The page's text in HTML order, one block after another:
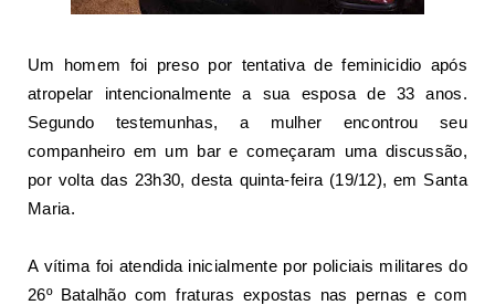
Um homem foi preso por tentativa de feminicidio após
atropelar intencionalmente a sua esposa de 33 anos.
Segundo testemunhas, a mulher encontrou seu
companheiro em um bar e começaram uma discussão,
por volta das 23h30, desta quinta-feira (19/12), em Santa
Maria.
A vítima foi atendida inicialmente por policiais militares do
26º Batalhão comfraturas expostas nas pernas e com